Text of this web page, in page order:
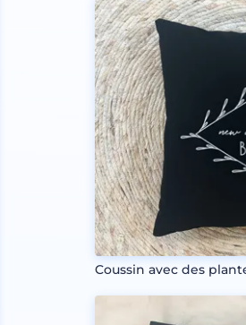
Coussin avec des